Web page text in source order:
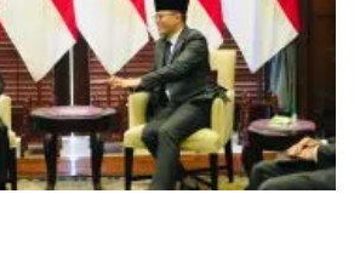
Visi Komunitas ASEAN 2045